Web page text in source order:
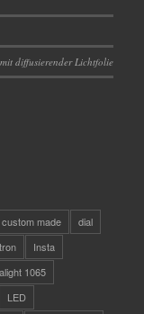
diffusierender Lichtfolie
custom made
dial
Insta
1065
LED